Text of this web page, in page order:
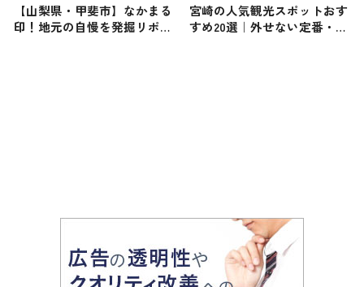
【山梨県・甲斐市】なかまる
印！地元の自慢を発掘リポー
宮崎の人気観光スポットおす
すめ20選｜外せない定番・名